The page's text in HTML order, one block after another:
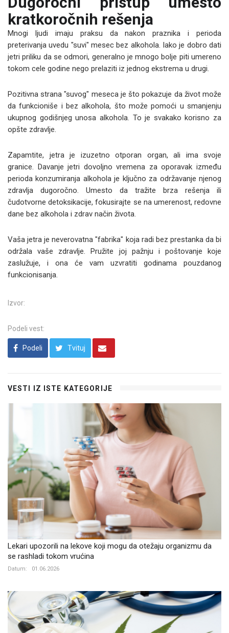
kratkoročnih rešenja
Mnogi ljudi imaju praksu da nakon praznika i perioda
preterivanja uvedu "suvi" mesec bez alkohola. Iako je dobro dati
jetri priliku da se odmori, generalno je mnogo bolje piti umereno
tokom cele godine nego prelaziti iz jednog ekstrema u drugi.
Pozitivna strana "suvog" meseca je što pokazuje da život može
da funkcioniše i bez alkohola, što može pomoći u smanjenju
ukupnog godišnjeg unosa alkohola. To je svakako korisno za
opšte zdravlje.
Zapamtite, jetra je izuzetno otporan organ, ali ima svoje
granice. Davanje jetri dovoljno vremena za oporavak između
perioda konzumiranja alkohola je ključno za održavanje njenog
zdravlja dugoročno. Umesto da tražite brza rešenja ili
čudotvorne detoksikacije, fokusirajte se na umerenost, redovne
dane bez alkohola i zdrav način života.
Vaša jetra je neverovatna "fabrika" koja radi bez prestanka da bi
održala vaše zdravlje. Pružite joj pažnju i poštovanje koje
zaslužuje, i ona će vam uzvratiti godinama pouzdanog
funkcionisanja.
Izvor:
Podeli vest:
Podeli Tvituj
VESTI IZ ISTE KATEGORIJE
Lekari upozorili na lekove koji mogu da otežaju organizmu da
se rashladi tokom vrućina
Datum: 01.06.2026